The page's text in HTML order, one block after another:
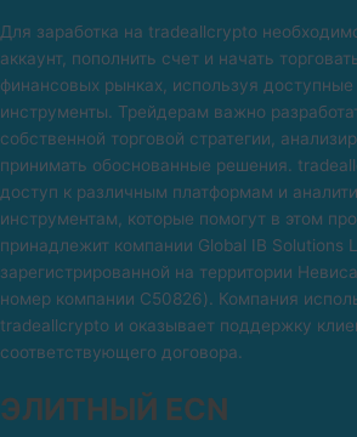
Для заработка на tradeallcrypto
аккаунт, пополнить счет и начать
финансовых рынках, используя доступные
инструменты. Трейдерам важно
собственной торговой стратегии,
принимать обоснованные решения.
доступ к различным платформам и
инструментам, которые помогут в этом
принадлежит компании Global IB Solutions
зарегистрированной на территории
номер компании C50826). Компания
tradeallcrypto и оказывает поддержку
соответствующего договора.
ЭЛИТНЫЙ ECN